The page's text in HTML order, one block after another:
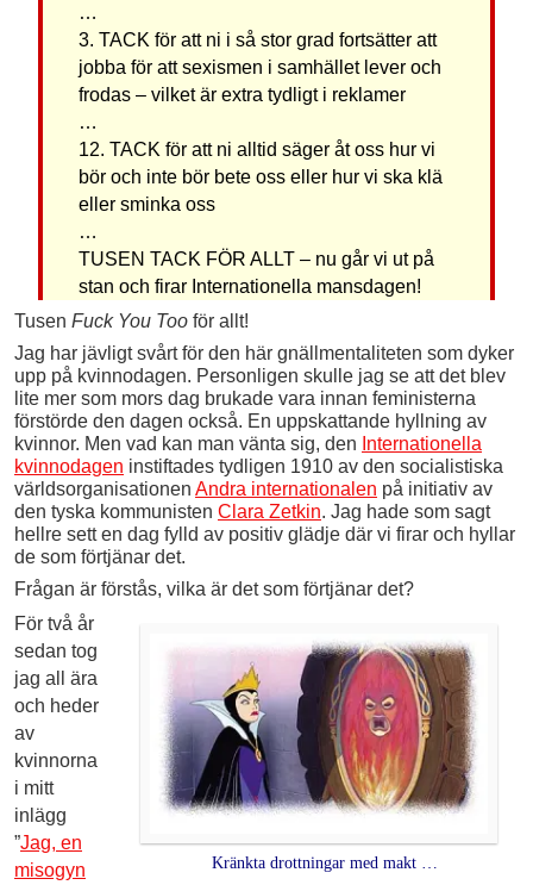
…
3. TACK för att ni i så stor grad fortsätter att
jobba för att sexismen i samhället lever och
frodas – vilket är extra tydligt i reklamer
…
12. TACK för att ni alltid säger åt oss hur vi
bör och inte bör bete oss eller hur vi ska klä
eller sminka oss
…
TUSEN TACK FÖR ALLT – nu går vi ut på
stan och firar Internationella mansdagen!
Tusen Fuck You Too för allt!
Jag har jävligt svårt för den här gnällmentaliteten som dyker
upp på kvinnodagen. Personligen skulle jag se att det blev
lite mer som mors dag brukade vara innan feministerna
förstörde den dagen också. En uppskattande hyllning av
kvinnor. Men vad kan man vänta sig, den Internationella
kvinnodagen instiftades tydligen 1910 av den socialistiska
världsorganisationen Andra internationalen på initiativ av
den tyska kommunisten Clara Zetkin. Jag hade som sagt
hellre sett en dag fylld av positiv glädje där vi firar och hyllar
de som förtjänar det.
Frågan är förstås, vilka är det som förtjänar det?
Kränkta drottningar med makt …
För två år
sedan tog
jag all ära
och heder
av
kvinnorna
i mitt
inlägg
”Jag, en
misogyn